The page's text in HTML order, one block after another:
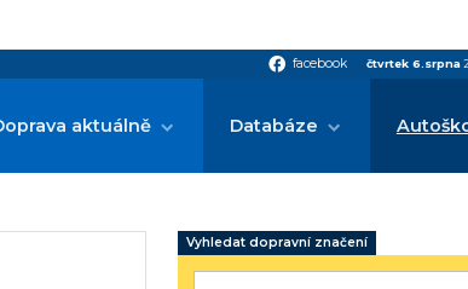
facebook facebook čtvrtek 6.srpna
aktuálně Databáze
Vyhledat dopravní značení